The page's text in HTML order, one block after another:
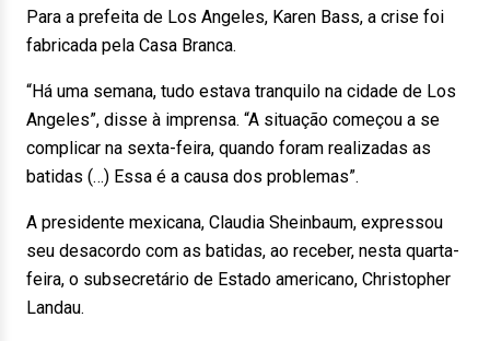
Para a prefeita de Los Angeles, Karen Bass, a crise foi
fabricada pela Casa Branca.
“Há uma semana, tudo estava tranquilo na cidade de Los
Angeles”, disse à imprensa. “A situação começou a se
complicar na sexta-feira, quando foram realizadas as
batidas (…) Essa é a causa dos problemas”.
A presidente mexicana, Claudia Sheinbaum, expressou
seu desacordo com as batidas, ao receber, nesta quarta-
feira, o subsecretário de Estado americano, Christopher
Landau.